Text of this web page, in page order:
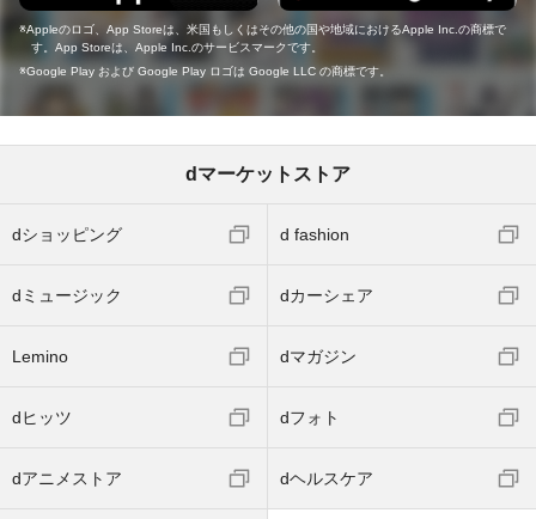
Appleのロゴ、App Storeは、米国もしくはその他の国や地域におけるApple Inc.の商標で
す。App Storeは、Apple Inc.のサービスマークです。
Google Play および Google Play ロゴは Google LLC の商標です。
dマーケットストア
dショッピング d fashion
dミュージック dカーシェア
Lemino dマガジン
dヒッツ dフォト
dアニメストア dヘルスケア